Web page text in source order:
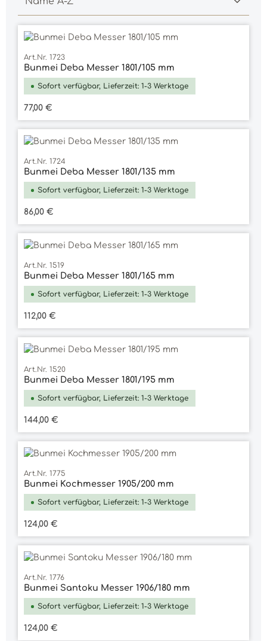
Art.Nr. 1723
Bunmei Deba Messer 1801/105 mm
Sofort verfügbar, Lieferzeit: 1-3 Werktage
Regulärer Preis:
77,00 €
Art.Nr. 1724
Bunmei Deba Messer 1801/135 mm
Sofort verfügbar, Lieferzeit: 1-3 Werktage
Regulärer Preis:
86,00 €
Art.Nr. 1519
Bunmei Deba Messer 1801/165 mm
Sofort verfügbar, Lieferzeit: 1-3 Werktage
Regulärer Preis:
112,00 €
Art.Nr. 1520
Bunmei Deba Messer 1801/195 mm
Sofort verfügbar, Lieferzeit: 1-3 Werktage
Regulärer Preis:
144,00 €
Art.Nr. 1775
Bunmei Kochmesser 1905/200 mm
Sofort verfügbar, Lieferzeit: 1-3 Werktage
Regulärer Preis:
124,00 €
Art.Nr. 1776
Bunmei Santoku Messer 1906/180 mm
Sofort verfügbar, Lieferzeit: 1-3 Werktage
Regulärer Preis:
124,00 €